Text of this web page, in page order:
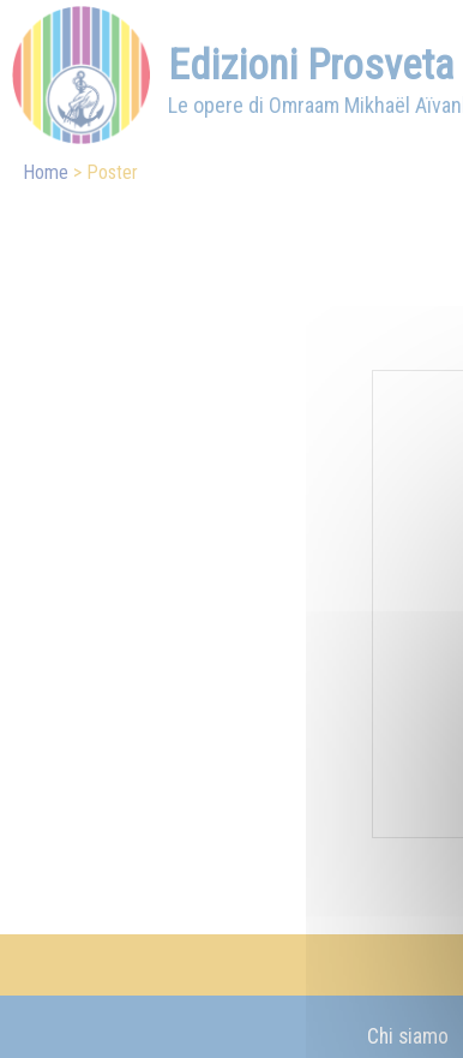
Edizioni Prosveta
Le opere di Omraam Mikhaël
Home Poster
Chi siamo